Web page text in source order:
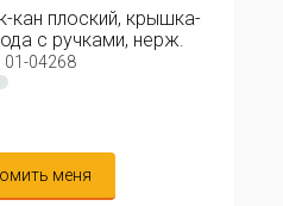
кан плоский, крышка-
с ручками, нерж.
01-04268
меня